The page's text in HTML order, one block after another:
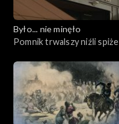
Było... nie minęło
Pomnik trwalszy niźli spiże